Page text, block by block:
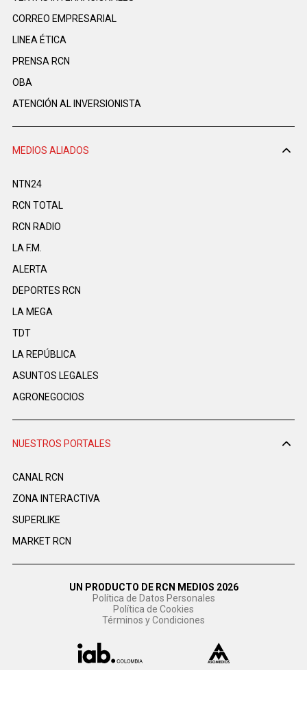
CORREO EMPRESARIAL
LINEA ÉTICA
PRENSA RCN
OBA
ATENCIÓN AL INVERSIONISTA
MEDIOS ALIADOS
NTN24
RCN TOTAL
RCN RADIO
LA F.M.
ALERTA
DEPORTES RCN
LA MEGA
TDT
LA REPÚBLICA
ASUNTOS LEGALES
AGRONEGOCIOS
NUESTROS PORTALES
CANAL RCN
ZONA INTERACTIVA
SUPERLIKE
MARKET RCN
UN PRODUCTO DE RCN MEDIOS 2026
Política de Datos Personales
Política de Cookies
Términos y Condiciones